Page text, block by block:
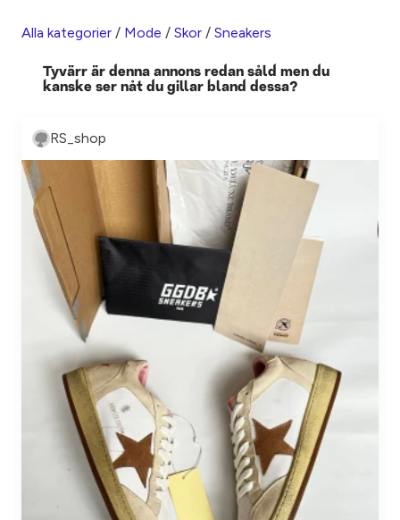
Alla kategorier / Mode / Skor / Sneakers
Tyvärr är denna annons redan såld men du
kanske ser nåt du gillar bland dessa?
RS_shop